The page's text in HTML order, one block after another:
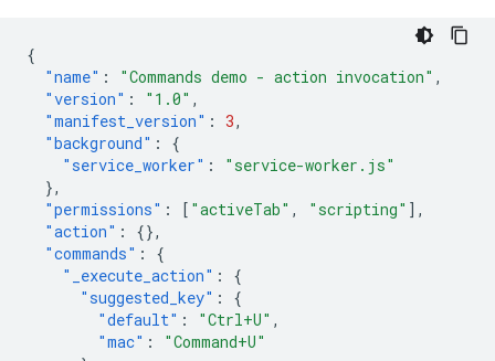
{
"name" : "Commands demo - action invocation" ,
"version" : "1.0" ,
"manifest_version" : 3,
"background" :
{
"service_worker" :
"service-worker.js"
},
"permissions" : [ "activeTab" , "scripting" ],
"action" :
{},
"commands" :
{
"_execute_action" :
{
"suggested_key" :
{
"default" : "Ctrl+U" ,
"mac" :
"Command+U"